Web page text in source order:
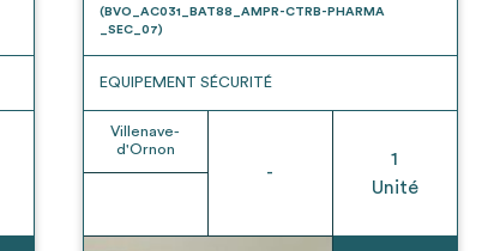
(BVO_AC031_BAT88_AMPR-CTRB-PHARMA
_SEC_07)
EQUIPEMENT SÉCURITÉ
Villenave-
d'Ornon
-
1
Unité